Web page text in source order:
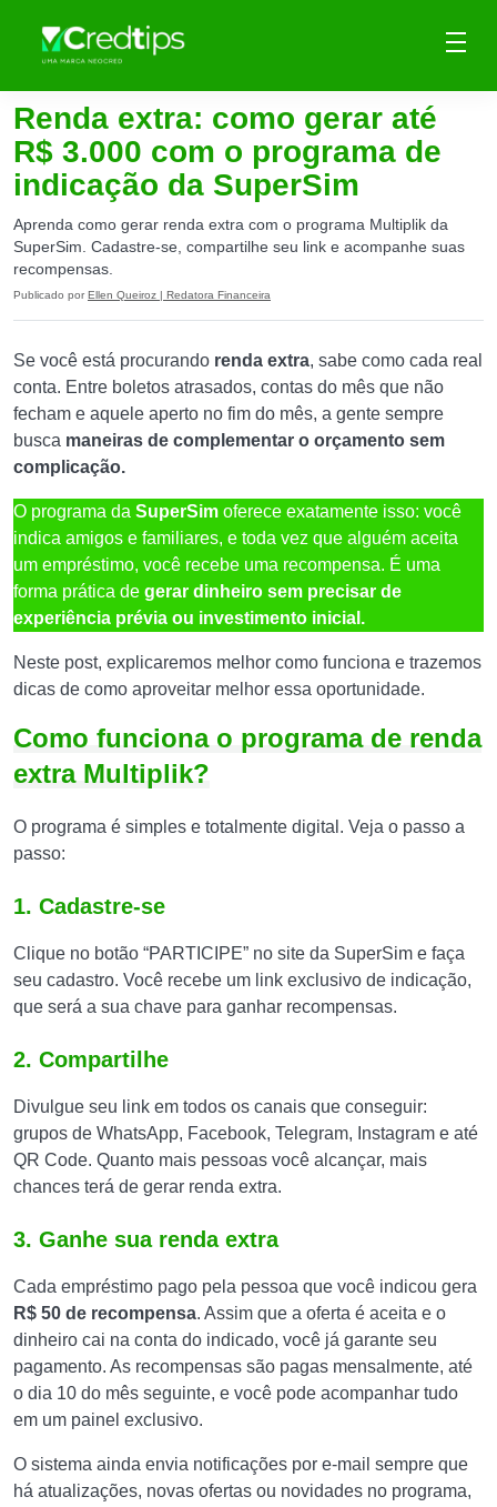
Renda extra: como gerar até
R$ 3.000 com o programa de
indicação da SuperSim
Aprenda como gerar renda extra com o programa Multiplik da
SuperSim. Cadastre-se, compartilhe seu link e acompanhe suas
recompensas.
Publicado por Ellen Queiroz | Redatora Financeira
Se você está procurando renda extra, sabe como cada real
conta. Entre boletos atrasados, contas do mês que não
fecham e aquele aperto no fim do mês, a gente sempre
busca maneiras de complementar o orçamento sem
complicação.
O programa da SuperSim oferece exatamente isso: você
indica amigos e familiares, e toda vez que alguém aceita
um empréstimo, você recebe uma recompensa. É uma
forma prática de gerar dinheiro sem precisar de
experiência prévia ou investimento inicial.
Neste post, explicaremos melhor como funciona e trazemos
dicas de como aproveitar melhor essa oportunidade.
Como funciona o programa de renda
extra Multiplik?
O programa é simples e totalmente digital. Veja o passo a
passo:
1. Cadastre-se
Clique no botão “PARTICIPE” no site da SuperSim e faça
seu cadastro. Você recebe um link exclusivo de indicação,
que será a sua chave para ganhar recompensas.
2. Compartilhe
Divulgue seu link em todos os canais que conseguir:
grupos de WhatsApp, Facebook, Telegram, Instagram e até
QR Code. Quanto mais pessoas você alcançar, mais
chances terá de gerar renda extra.
3. Ganhe sua renda extra
Cada empréstimo pago pela pessoa que você indicou gera
R$ 50 de recompensa. Assim que a oferta é aceita e o
dinheiro cai na conta do indicado, você já garante seu
pagamento. As recompensas são pagas mensalmente, até
o dia 10 do mês seguinte, e você pode acompanhar tudo
em um painel exclusivo.
O sistema ainda envia notificações por e-mail sempre que
há atualizações, novas ofertas ou novidades no programa,